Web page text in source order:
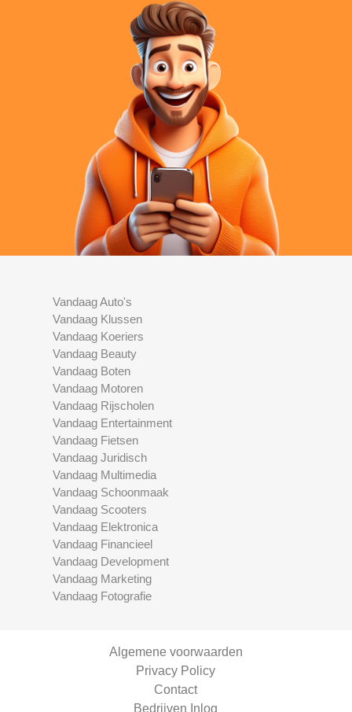
Vandaag Auto's
Vandaag Klussen
Vandaag Koeriers
Vandaag Beauty
Vandaag Boten
Vandaag Motoren
Vandaag Rijscholen
Vandaag Entertainment
Vandaag Fietsen
Vandaag Juridisch
Vandaag Multimedia
Vandaag Schoonmaak
Vandaag Scooters
Vandaag Elektronica
Vandaag Financieel
Vandaag Development
Vandaag Marketing
Vandaag Fotografie
Algemene voorwaarden
Privacy Policy
Contact
Bedrijven Inlog